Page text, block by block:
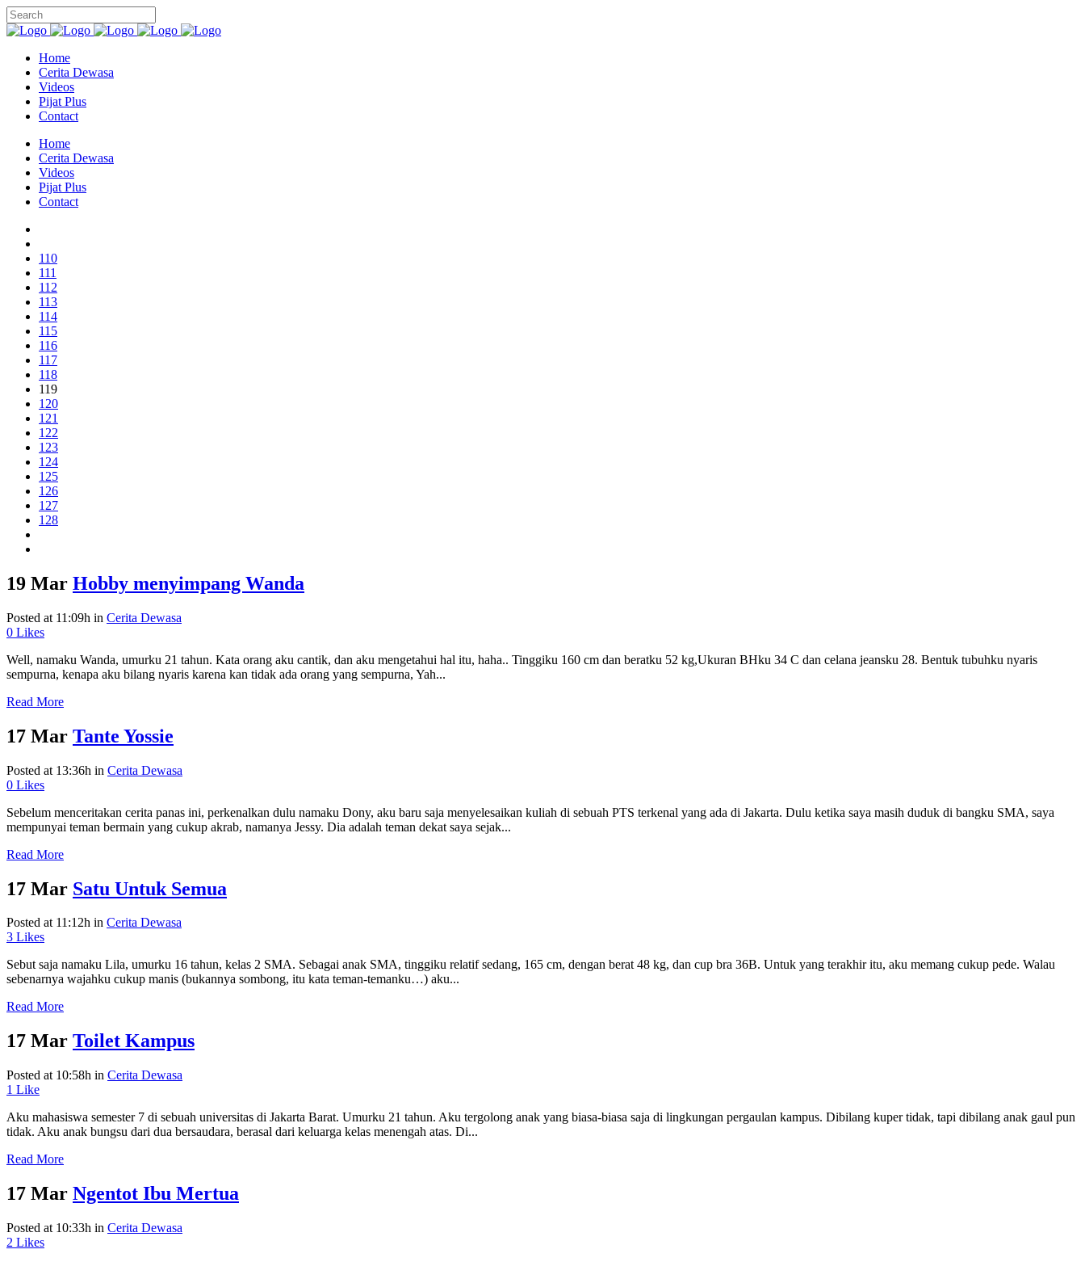
Home
Cerita Dewasa
Videos
Pijat Plus
Contact
Home
Cerita Dewasa
Videos
Pijat Plus
Contact
110
111
112
113
114
115
116
117
118
119
120
121
122
123
124
125
126
127
128
19 Mar Hobby menyimpang Wanda
Posted at 11:09h in Cerita Dewasa
0 Likes
Well, namaku Wanda, umurku 21 tahun. Kata orang aku cantik, dan aku mengetahui hal itu, haha.. Tinggiku 160 cm dan beratku 52 kg,Ukuran BHku 34 C dan celana jeansku 28. Bentuk tubuhku nyaris
sempurna, kenapa aku bilang nyaris karena kan tidak ada orang yang sempurna, Yah...
Read More
17 Mar Tante Yossie
Posted at 13:36h in Cerita Dewasa
0 Likes
Sebelum menceritakan cerita panas ini, perkenalkan dulu namaku Dony, aku baru saja menyelesaikan kuliah di sebuah PTS terkenal yang ada di Jakarta. Dulu ketika saya masih duduk di bangku SMA, saya
mempunyai teman bermain yang cukup akrab, namanya Jessy. Dia adalah teman dekat saya sejak...
Read More
17 Mar Satu Untuk Semua
Posted at 11:12h in Cerita Dewasa
3 Likes
Sebut saja namaku Lila, umurku 16 tahun, kelas 2 SMA. Sebagai anak SMA, tinggiku relatif sedang, 165 cm, dengan berat 48 kg, dan cup bra 36B. Untuk yang terakhir itu, aku memang cukup pede. Walau
sebenarnya wajahku cukup manis (bukannya sombong, itu kata teman-temanku…) aku...
Read More
17 Mar Toilet Kampus
Posted at 10:58h in Cerita Dewasa
1 Like
Aku mahasiswa semester 7 di sebuah universitas di Jakarta Barat. Umurku 21 tahun. Aku tergolong anak yang biasa-biasa saja di lingkungan pergaulan kampus. Dibilang kuper tidak, tapi dibilang anak gaul pun
tidak. Aku anak bungsu dari dua bersaudara, berasal dari keluarga kelas menengah atas. Di...
Read More
17 Mar Ngentot Ibu Mertua
Posted at 10:33h in Cerita Dewasa
2 Likes